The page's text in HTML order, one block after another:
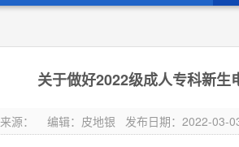
关于做好2022级成人专科新生
来源： 编辑：皮地银 发布日期：2022-03-